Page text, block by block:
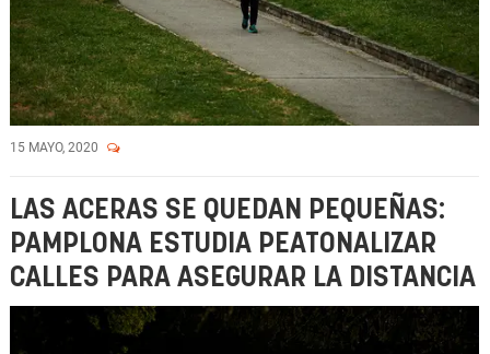
15 MAYO, 2020
LAS ACERAS SE QUEDAN PEQUEÑAS:
PAMPLONA ESTUDIA PEATONALIZAR
CALLES PARA ASEGURAR LA DISTANCIA